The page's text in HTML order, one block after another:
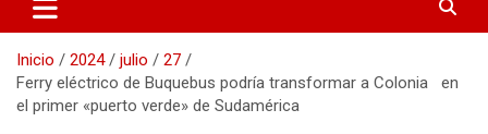
Inicio 2024 julio
27
Ferry eléctrico de Buquebus podría transformar a Colonia en
el primer «puerto verde» de Sudamérica